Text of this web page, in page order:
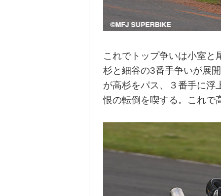
これでトップ争いは小室と
杉と細谷の3番手争いが展
が高杉をパス、３番手に浮
恨の転倒を喫する。これで